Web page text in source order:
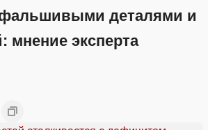
деталями и
мнение эксперта